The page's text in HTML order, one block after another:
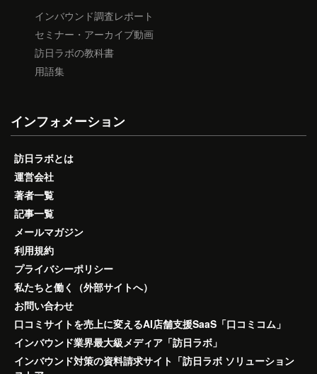
インバウンド調査レポート
セミナー・アーカイブ動画
訪日ラボの教科書
用語集
インフォメーション
訪日ラボとは
運営会社
著者一覧
記事一覧
メールマガジン
利用規約
プライバシーポリシー
私たちと働く（外部サイトへ）
お問い合わせ
口コミサイトを売上に変えるAI店舗支援SaaS「口コミコム」
インバウンド業界最大級メディア「訪日ラボ」
インバウンド対策の資料請求サイト「訪日ラボ ソリューション